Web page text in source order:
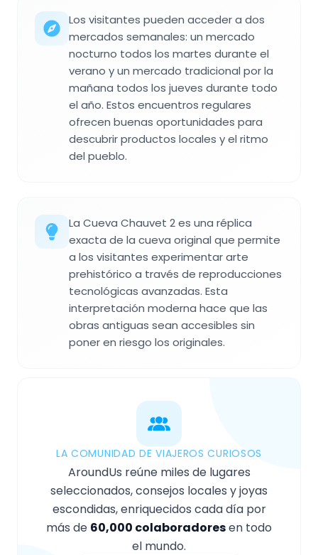
Los visitantes pueden acceder a dos
mercados semanales: un mercado
nocturno todos los martes durante el
verano y un mercado tradicional por la
mañana todos los jueves durante todo
el año. Estos encuentros regulares
ofrecen buenas oportunidades para
descubrir productos locales y el ritmo
del pueblo.
La Cueva Chauvet 2 es una réplica
exacta de la cueva original que permite
a los visitantes experimentar arte
prehistórico a través de reproducciones
tecnológicas avanzadas. Esta
interpretación moderna hace que las
obras antiguas sean accesibles sin
poner en riesgo los originales.
LA COMUNIDAD DE VIAJEROS CURIOSOS
AroundUs reúne miles de lugares
seleccionados, consejos locales y joyas
escondidas, enriquecidos cada día por
más de 60,000 colaboradoresen todo
el mundo.